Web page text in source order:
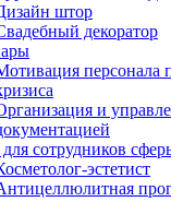
штор
декоратор
персонала
и
сотрудников
эстетист